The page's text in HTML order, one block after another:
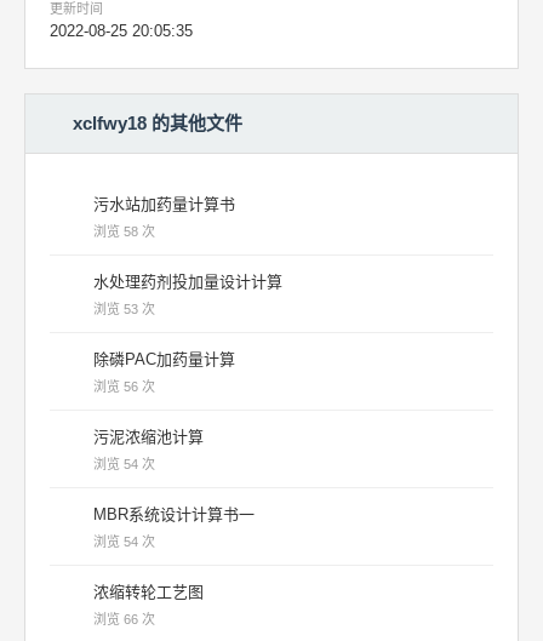
更新时间
2022-08-25 20:05:35
xclfwy18 的其他文件
污水站加药量计算书
浏览 58 次
水处理药剂投加量设计计算
浏览 53 次
除磷PAC加药量计算
浏览 56 次
污泥浓缩池计算
浏览 54 次
MBR系统设计计算书一
浏览 54 次
浓缩转轮工艺图
浏览 66 次